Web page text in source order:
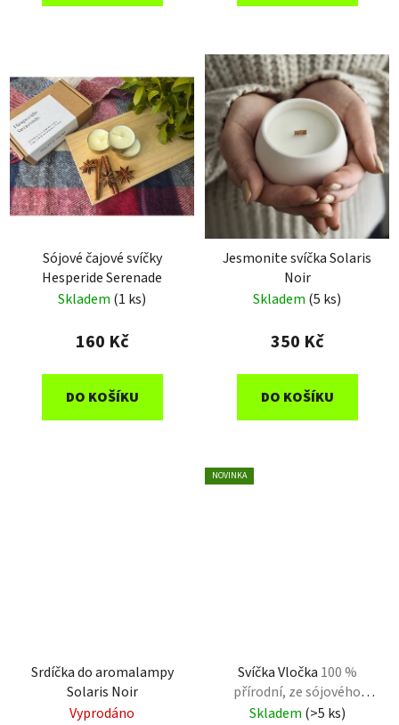
Sójové čajové svíčky
Hesperide Serenade
Skladem (1 ks)
160 Kč
DO KOŠÍKU
Jesmonite svíčka Solaris
Noir
Skladem (5 ks)
350 Kč
DO KOŠÍKU
Srdíčka do aromalampy
Solaris Noir
Vyprodáno
NOVINKA
Svíčka Vločka 100 %
přírodní, ze sójového
vosku
Skladem (>5 ks)